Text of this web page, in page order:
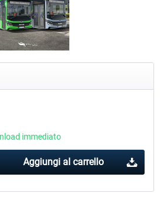
7700
OMSI 2 Add-on IVECO Bus
Low Entry Buses
immediato
Aggiungi al carrello